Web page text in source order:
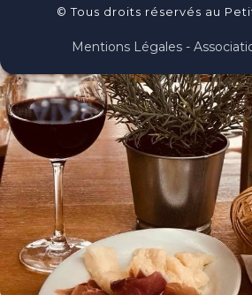
© Tous droits réservés au
Mentions Légales -